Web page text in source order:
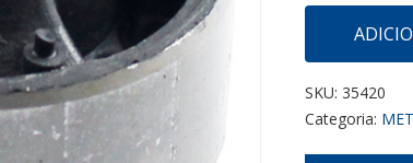
SKU: 35420
Categoria: